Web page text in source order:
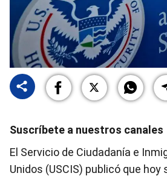
Suscríbete a nuestros canales
El Servicio de Ciudadanía e
Unidos (USCIS) publicó que hoy